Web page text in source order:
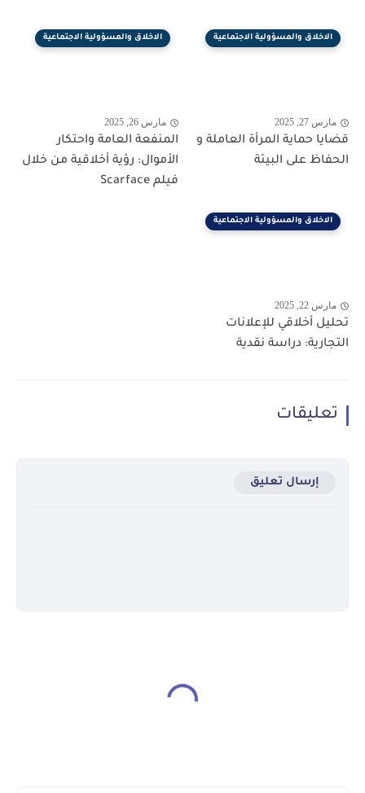
الاخلاق والمسؤولية الاجتماعية
مارس 27, 2025
قضايا حماية المرأة العاملة و
الحفاظ على البيئة
الاخلاق والمسؤولية الاجتماعية
مارس 26, 2025
المنفعة العامة واحتكار
الأموال: رؤية أخلاقية من خلال
فيلم Scarface
الاخلاق والمسؤولية الاجتماعية
مارس 22, 2025
تحليل أخلاقي للإعلانات
التجارية: دراسة نقدية
تعليقات
إرسال تعليق